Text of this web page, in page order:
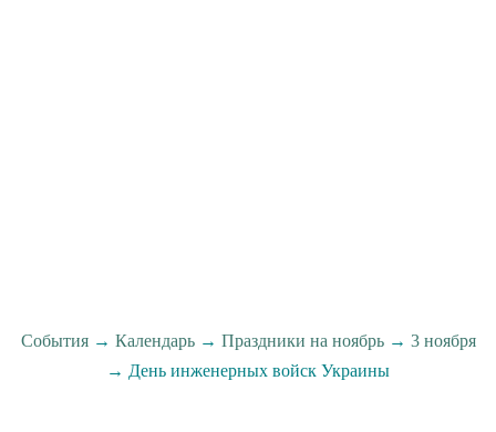
События→ Календарь→ Праздники на ноябрь→ 3 ноября
→ День инженерных войск Украины